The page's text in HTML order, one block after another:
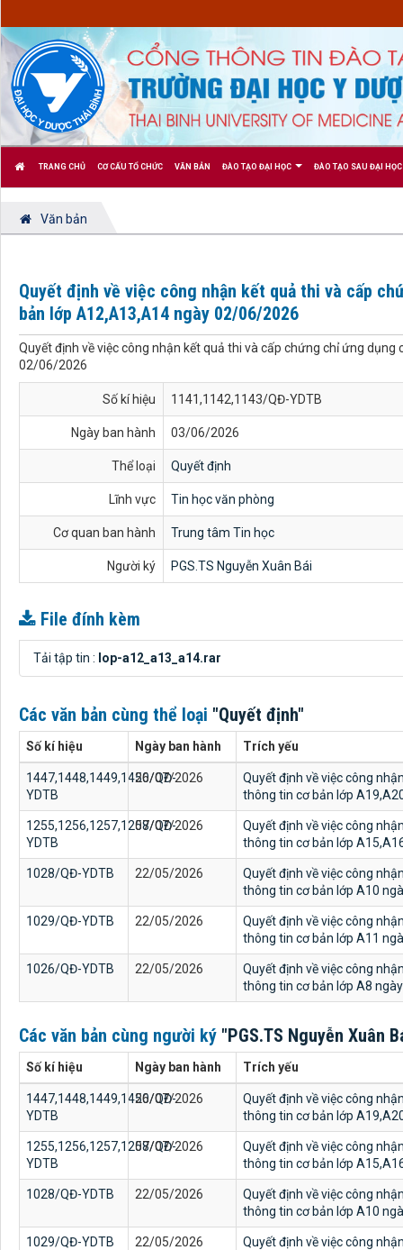
TRANG CHỦ CƠ CẤU TỔ CHỨC VĂN BẢN ĐÀO TẠO ĐẠI HỌC ĐÀO TẠO SAU ĐẠI HỌC
Văn bản
Quyết định về việc công nhận kết quả thi và cấp
bản lớp A12,A13,A14 ngày 02/06/2026
Quyết định về việc công nhận kết quả thi và cấp chứng chỉ ứng
02/06/2026
Số kí hiệu 1141,1142,1143/QĐ-YDTB
Ngày ban hành 03/06/2026
Thể loại Quyết định
Lĩnh vực Tin học văn phòng
Cơ quan ban hành Trung tâm Tin học
Người ký PGS.TS Nguyễn Xuân Bái
File đính kèm
Tải tập tin : lop-a12_a13_a14.rar
Các văn bản cùng thể loại "Quyết định"
Số kí hiệu Ngày ban hành Trích yếu
1447,1448,1449,1450/QĐ-
YDTB
26/07/2026
Quyết định về việc công
thông tin cơ bản lớp
1255,1256,1257,1258/QĐ-
YDTB
07/07/2026
Quyết định về việc công
thông tin cơ bản lớp
1028/QĐ-YDTB 22/05/2026
Quyết định về việc công
thông tin cơ bản lớp A10
1029/QĐ-YDTB 22/05/2026
Quyết định về việc công
thông tin cơ bản lớp A11
1026/QĐ-YDTB 22/05/2026
Quyết định về việc công
thông tin cơ bản lớp A8
Các văn bản cùng người ký "PGS.TS Nguyễn Xuân
Số kí hiệu Ngày ban hành Trích yếu
1447,1448,1449,1450/QĐ-
YDTB
26/07/2026
Quyết định về việc công
thông tin cơ bản lớp
1255,1256,1257,1258/QĐ-
YDTB
07/07/2026
Quyết định về việc công
thông tin cơ bản lớp
1028/QĐ-YDTB 22/05/2026
Quyết định về việc công
thông tin cơ bản lớp A10
1029/QĐ-YDTB 22/05/2026
Quyết định về việc công